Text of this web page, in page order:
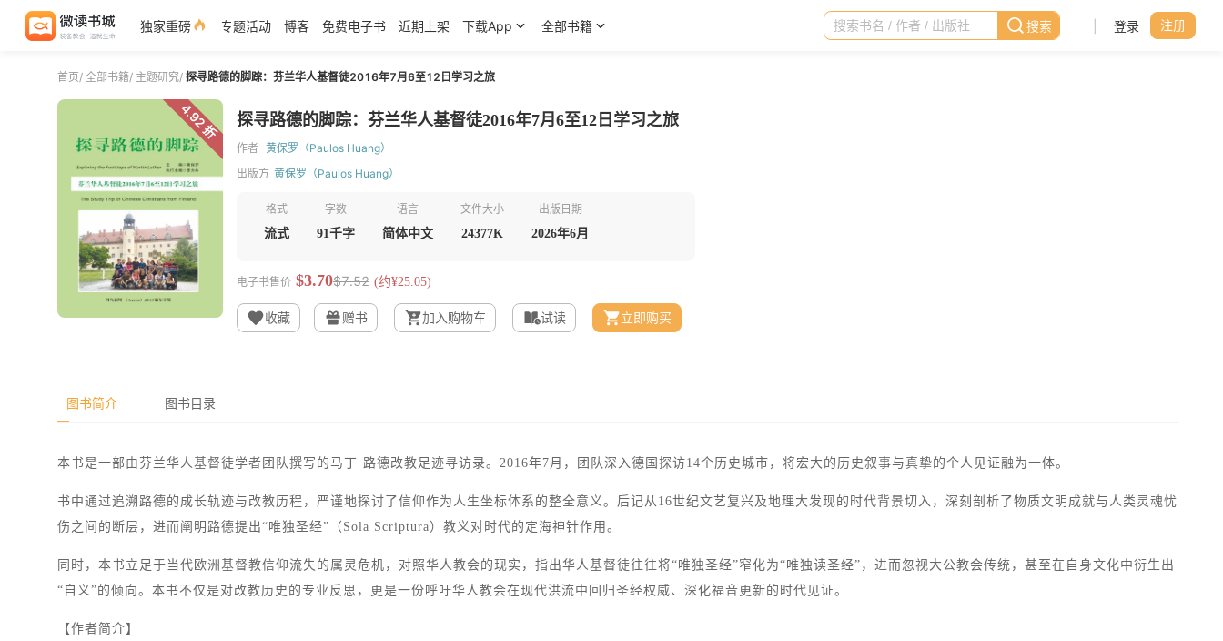
独家重磅 专题活动 博客 免费电子书 近期上架 下载App 全部书籍 登录 注册
首页/ 全部书籍/ 主题研究/ 探寻路德的脚踪：芬兰华人基督徒2016年7月6至12日学习之旅
4.92 折 探寻路德的脚踪：芬兰华人基督徒2016年7月6至12日学习之旅
作者 黄保罗（Paulos Huang）
出版方 黄保罗（Paulos Huang）
格式
流式
字数
91千字
语言
简体中文
文件大小
24377K
出版日期
2026年6月
电子书售价 $3.70$7.52 (约¥25.05)
收藏 赠书 加入购物车 试读 立即购买
图书简介 图书目录
本书是一部由芬兰华人基督徒学者团队撰写的马丁·路德改教足迹寻访录。2016年7月，团队深入德国探访14个历史城市，将宏大的历史叙事与真挚的个人见证融为一体。
书中通过追溯路德的成长轨迹与改教历程，严谨地探讨了信仰作为人生坐标体系的整全意义。后记从16世纪文艺复兴及地理大发现的时代背景切入，深刻剖析了物质文明成就与人类灵魂忧
伤之间的断层，进而阐明路德提出“唯独圣经”（Sola Scriptura）教义对时代的定海神针作用。
同时，本书立足于当代欧洲基督教信仰流失的属灵危机，对照华人教会的现实，指出华人基督徒往往将“唯独圣经”窄化为“唯独读圣经”，进而忽视大公教会传统，甚至在自身文化中衍生出
“自义”的倾向。本书不仅是对改教历史的专业反思，更是一份呼吁华人教会在现代洪流中回归圣经权威、深化福音更新的时代见证。
【作者简介】